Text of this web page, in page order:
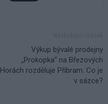
Výkup bývalé prodejny
„Prokopka“ na Březových
Horách rozděluje Příbram. Co je
v sázce?